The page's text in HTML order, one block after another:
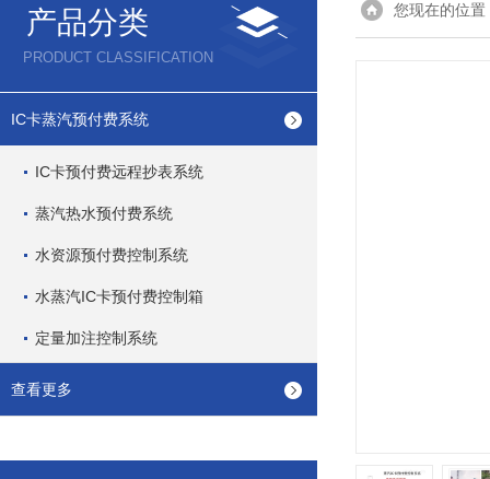
产品分类
PRODUCT CLASSIFICATION
IC卡蒸汽预付费系统
IC卡预付费远程抄表系统
蒸汽热水预付费系统
水资源预付费控制系统
水蒸汽IC卡预付费控制箱
定量加注控制系统
查看更多
您现在的位置